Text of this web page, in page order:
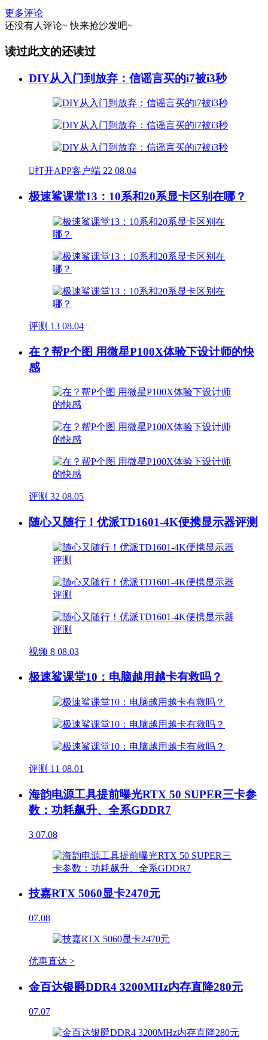
更多评论
还没有人评论~ 快来抢沙发吧~
读过此文的还读过
DIY从入门到放弃：信谣言买的i7被i3秒
打开APP客户端 22 08.04
极速鲨课堂13：10系和20系显卡区别在哪？
评测 13 08.04
在？帮P个图 用微星P100X体验下设计师的快
感
评测 32 08.05
随心又随行！优派TD1601-4K便携显示器评测
视频 8 08.03
极速鲨课堂10：电脑越用越卡有救吗？
评测 11 08.01
海韵电源工具提前曝光RTX 50 SUPER三卡参
数：功耗飙升、全系GDDR7
3 07.08
技嘉RTX 5060显卡2470元
07.08
优惠直达 >
金百达银爵DDR4 3200MHz内存直降280元
07.07